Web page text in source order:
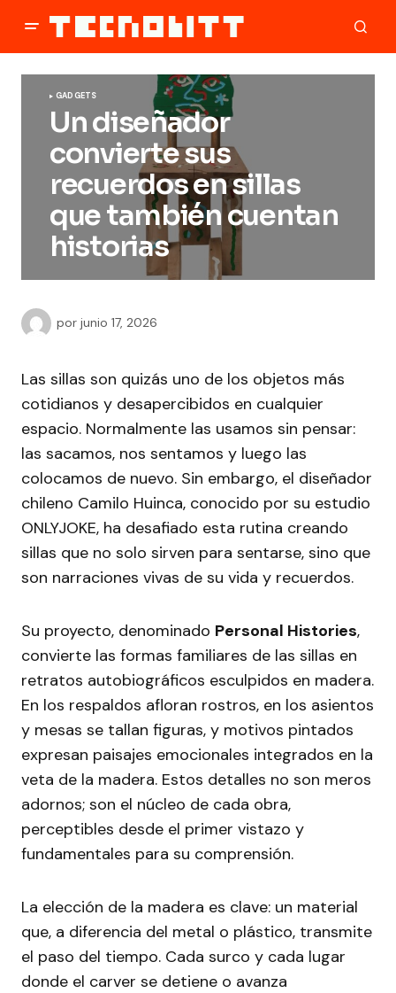
GADGETS
Un diseñador
convierte sus
recuerdos en sillas
que también cuentan
historias
por junio 17, 2026
Las sillas son quizás uno de los objetos más
cotidianos y desapercibidos en cualquier
espacio. Normalmente las usamos sin pensar:
las sacamos, nos sentamos y luego las
colocamos de nuevo. Sin embargo, el diseñador
chileno Camilo Huinca, conocido por su estudio
ONLYJOKE, ha desafiado esta rutina creando
sillas que no solo sirven para sentarse, sino que
son narraciones vivas de su vida y recuerdos.
Su proyecto, denominado Personal Histories,
convierte las formas familiares de las sillas en
retratos autobiográficos esculpidos en madera.
En los respaldos afloran rostros, en los asientos
y mesas se tallan figuras, y motivos pintados
expresan paisajes emocionales integrados en la
veta de la madera. Estos detalles no son meros
adornos; son el núcleo de cada obra,
perceptibles desde el primer vistazo y
fundamentales para su comprensión.
La elección de la madera es clave: un material
que, a diferencia del metal o plástico, transmite
el paso del tiempo. Cada surco y cada lugar
donde el carver se detiene o avanza